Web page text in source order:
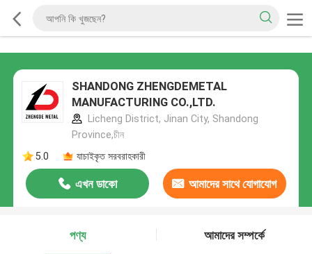
SHANDONG ZHENGDEMETAL
MANUFACTURING CO.,LTD.
Licheng District, Jinan City, Shandong
Province,চীন
5.0
যাচাইকৃত সরবরাহকারী
এখন ডাকো আমাদের সাথে যোগাযোগ
পণ্য
আমাদের সম্পর্কে